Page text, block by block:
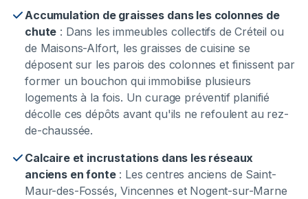
Accumulation de graisses dans les colonnes de
chute : Dans les immeubles collectifs de Créteil ou
de Maisons-Alfort, les graisses de cuisine se
déposent sur les parois des colonnes et finissent par
former un bouchon qui immobilise plusieurs
logements à la fois. Un curage préventif planifié
décolle ces dépôts avant qu'ils ne refoulent au rez-
de-chaussée.
Calcaire et incrustations dans les réseaux
anciens en fonte: Les centres anciens de Saint-
Maur-des-Fossés, Vincennes et Nogent-sur-Marne